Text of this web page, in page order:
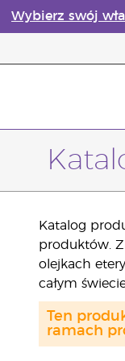
Wybierz swój
Katalog
produktów.
olejkach
całym
Ten
ramach